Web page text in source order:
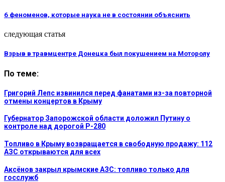
6 феноменов, которые наука не в состоянии объяснить
следующая статья
Взрыв в травмцентре Донецка был покушением на Моторолу
По теме:
Григорий Лепс извинился перед фанатами из-за повторной
отмены концертов в Крыму
Губернатор Запорожской области доложил Путину о
контроле над дорогой Р-280
Топливо в Крыму возвращается в свободную продажу: 112
АЗС открываются для всех
Аксёнов закрыл крымские АЗС: топливо только для
госслужб